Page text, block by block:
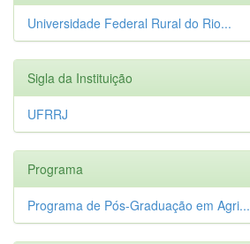
Universidade Federal Rural do Rio...
Sigla da Instituição
UFRRJ
Programa
Programa de Pós-Graduação em Agri...